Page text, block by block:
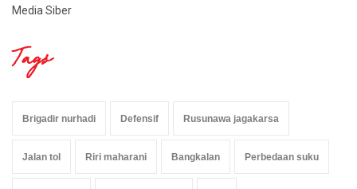
Media Siber
Tags
Brigadir nurhadi Defensif Rusunawa jagakarsa
Jalan tol Riri maharani Bangkalan Perbedaan suku